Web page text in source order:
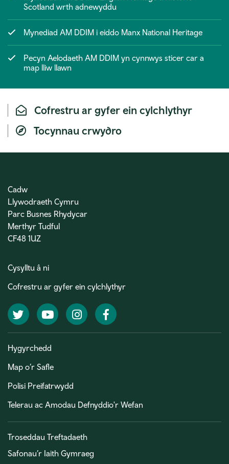
Scotland wrth adnewyddu
Mynediad AM DDIM i eiddo Manx National Heritage
Pecyn Aelodaeth AM DDIM yn cynnwys sticer car a
map lliw llawn
Cofrestru ar gyfer ein cylchlythyr
Tocynnau crwydro
Cadw
Llywodraeth Cymru
Parc Busnes Rhydycar
Merthyr Tudful
CF48 1UZ
Cysylltu â ni
Cofrestru ar gyfer ein cylchlythyr
TwitterYouTubeInstagramFacebook
Hygyrchedd
Map o’r Safle
Polisi Preifatrwydd
Telerau ac Amodau Defnyddio'r Wefan
Troseddau Treftadaeth
Safonau’r Iaith Gymraeg